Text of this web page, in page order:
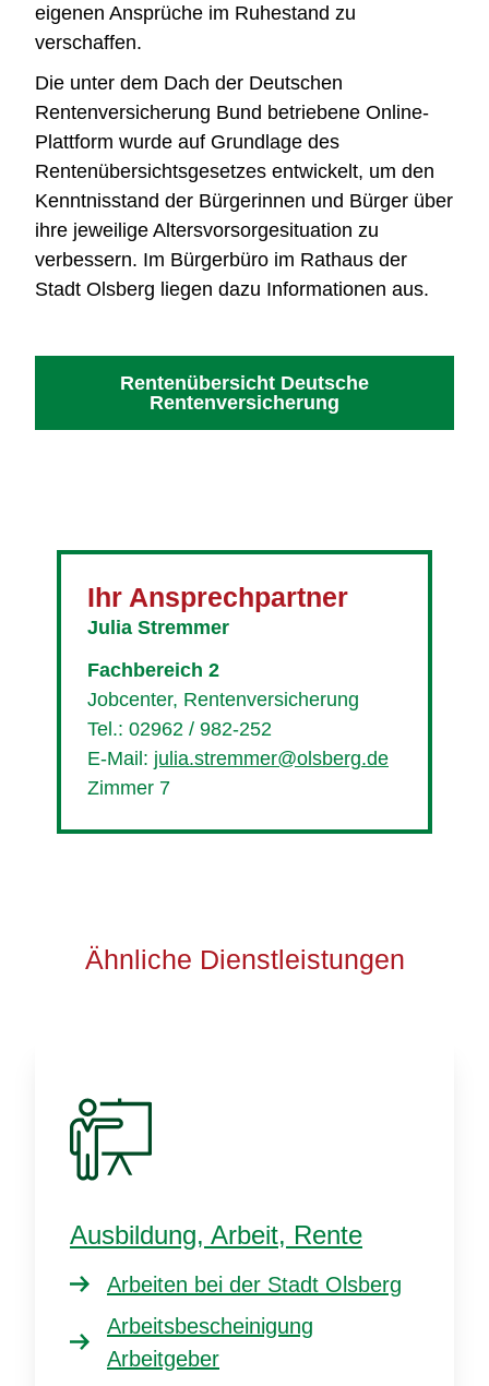
eigenen Ansprüche im Ruhestand zu
verschaffen.
Die unter dem Dach der Deutschen
Rentenversicherung Bund betriebene Online-
Plattform wurde auf Grundlage des
Rentenübersichtsgesetzes entwickelt, um den
Kenntnisstand der Bürgerinnen und Bürger über
ihre jeweilige Altersvorsorgesituation zu
verbessern. Im Bürgerbüro im Rathaus der
Stadt Olsberg liegen dazu Informationen aus.
Rentenübersicht Deutsche
Rentenversicherung
Ihr Ansprechpartner
Julia Stremmer
Fachbereich 2
Jobcenter, Rentenversicherung
Tel.: 02962 / 982-252
E-Mail: julia.stremmer@olsberg.de
Zimmer 7
Ähnliche Dienstleistungen
Ausbildung, Arbeit, Rente
Arbeiten bei der Stadt Olsberg
Arbeitsbescheinigung
Arbeitgeber